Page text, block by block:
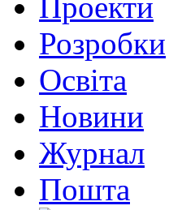
Проекти
Розробки
Освіта
Новини
Журнал
Пошта